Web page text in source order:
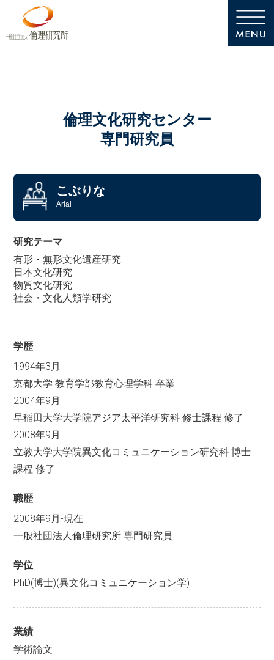
倫理文化研究センター
専門研究員
こぶりな
Arial
研究テーマ
有形・無形文化遺産研究
日本文化研究
物質文化研究
社会・文化人類学研究
学歴
1994年3月
京都大学 教育学部教育心理学科 卒業
2004年9月
早稲田大学大学院アジア太平洋研究科 修士課程 修了
2008年9月
立教大学大学院異文化コミュニケーション研究科 博士
課程 修了
職歴
2008年9月-現在
一般社団法人倫理研究所 専門研究員
学位
PhD(博士)(異文化コミュニケーション学)
業績
学術論文